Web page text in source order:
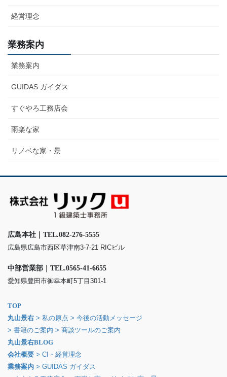
経営理念
業務案内
業務案内
GUIDAS ガイダス
すぐやろ工務店会
雨楽な家
リノベな家・景
広島本社｜TEL.082-276-5555
広島県広島市西区草津南3-7-21 RICビル
中部営業部｜TEL.0565-41-6655
愛知県豊田市御幸本町5丁目301-1
TOP
丸山景右 > 私の原点 > 今後の活動メッセージ
> 書籍のご案内 > 商談ツールのご案内
丸山景右BLOG
会社概要 > CI・経営理念
業務案内 > GUIDAS ガイダス